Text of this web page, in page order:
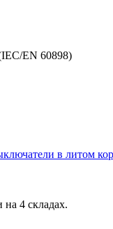
EN 60898)
в литом
4 складах.